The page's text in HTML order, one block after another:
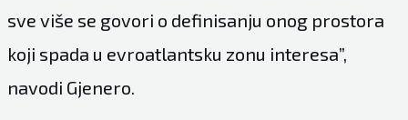
sve više se govori o definisanju onog prostora
koji spada u evroatlantsku zonu interesa”,
navodi Gjenero.